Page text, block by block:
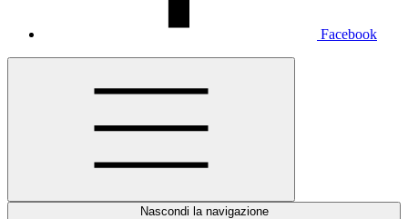
Facebook
Nascondi la navigazione